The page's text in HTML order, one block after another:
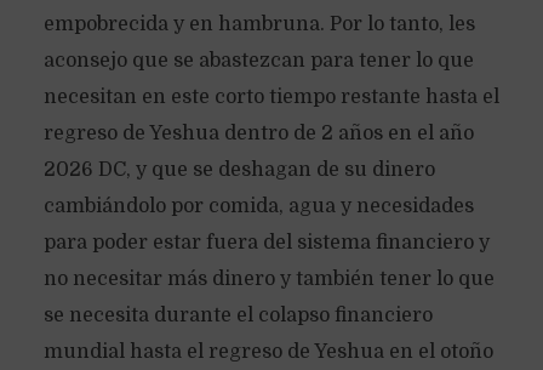
empobrecida y en hambruna. Por lo tanto, les
aconsejo que se abastezcan para tener lo que
necesitan en este corto tiempo restante hasta el
regreso de Yeshua dentro de 2 años en el año
2026 DC, y que se deshagan de su dinero
cambiándolo por comida, agua y necesidades
para poder estar fuera del sistema financiero y
no necesitar más dinero y también tener lo que
se necesita durante el colapso financiero
mundial hasta el regreso de Yeshua en el otoño